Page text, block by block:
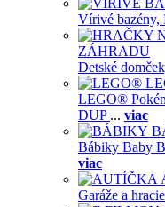
Vírivé bazény,
ZÁHRADU
Detské
LEGO®
DUP ... viac
Bábiky Baby
viac
Garáže a